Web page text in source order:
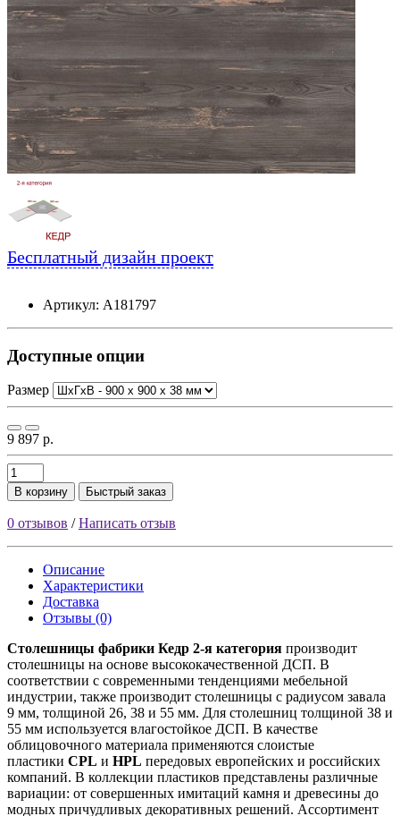
Бесплатный дизайн проект
Артикул: А181797
Доступные опции
Размер
9 897 р.
В корзину Быстрый заказ
0 отзывов /Написать отзыв
Описание
Характеристики
Доставка
Отзывы (0)
Столешницы фабрики Кедр 2-я категория производит
столешницы на основе высококачественной ДСП. В
соответствии с современными тенденциями мебельной
индустрии, также производит столешницы с радиусом завала
9 мм, толщиной 26, 38 и 55 мм. Для столешниц толщиной 38 и
55 мм используется влагостойкое ДСП. В качестве
облицовочного материала применяются слоистые
пластики CPL и HPL передовых европейских и российских
компаний. В коллекции пластиков представлены различные
вариации: от совершенных имитаций камня и древесины до
модных причудливых декоративных решений. Ассортимент